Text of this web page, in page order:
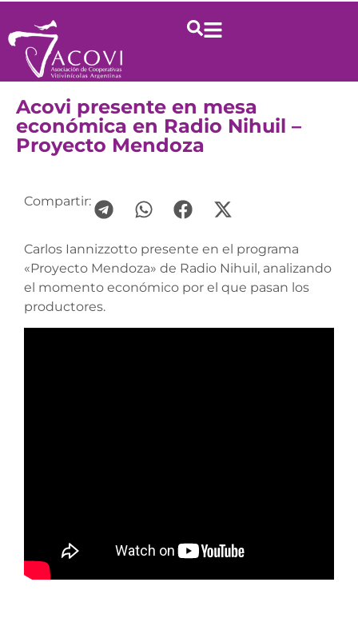
Acovi presente en mesa
económica en Radio Nihuil –
Proyecto Mendoza
Compartir:
Carlos Iannizzotto presente en el programa
«Proyecto Mendoza» de Radio Nihuil, analizando
el momento económico por el que pasan los
productores.